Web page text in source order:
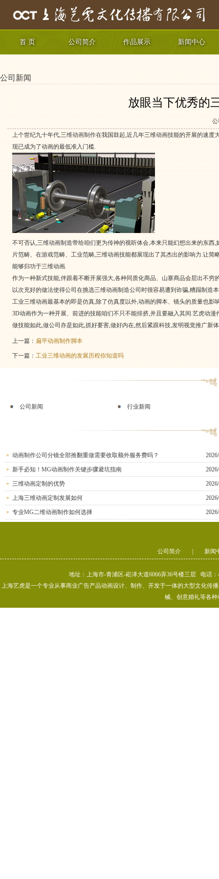
首 页 公司简介 作品展示 新闻中心
公司新闻
放眼当下优秀的
公
上个世纪九十年代,三维动画制作在我国鼓起,近几年三维动画技能的开展的速度
现已成为了动画的最低准入门槛.
不可否认,三维动画制造带给咱们更为传神的视听体会,本来只能幻想出来的东
片范畴、在游戏范畴、工业范畴,三维动画技能都展现出了其杰出的影响力.让
能够归功于三维动画.
作为一种新式技能,伴跟着不断开展强大,各种同质化商品、山寨商品会层出不
以次充好的做法使得公司在挑选三维动画制造公司时很容易遭到诈骗,糟蹋制造
工业三维动画最基本的即是仿真,除了仿真度以外,动画的脚本、镜头的质量也影
3D动画作为一种开展、前进的技能咱们不只不能排挤,并且要融入其间.艺虎动
做技能如此,做公司亦是如此,抓好要害,做好内在,然后紧跟科技,发明视觉推广新
上一篇：扁平动画制作脚本
下一篇：工业三维动画的发展历程你知道吗
公司新闻 行业新闻
动画制作公司分镜全部推翻重做需要收取额外服务费吗？
新手必知！MG动画制作关键步骤避坑指南
三维动画定制的优势
上海三维动画定制发展如何
专业MG二维动画制作如何选择
公司简介 新闻
地址：上海市-青浦区-崧泽大道6066弄36号楼三层 电话
上海艺虎是一个专业从事商业广告产品动画设计、制作、开发于一体的大型文化传
械、创意婚礼等各